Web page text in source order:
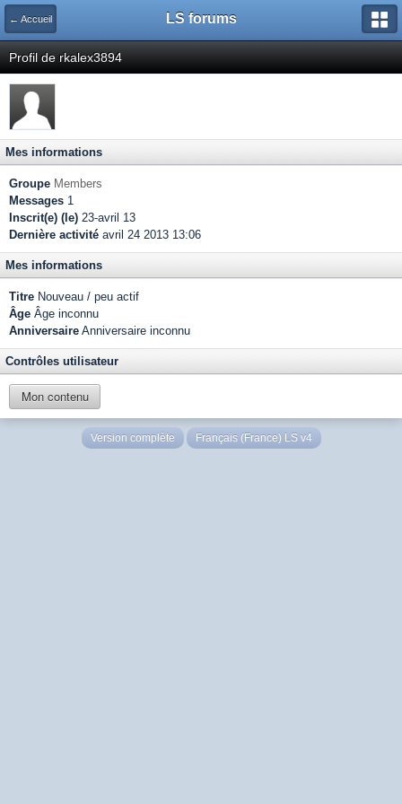
← Accueil LS forums
Profil de rkalex3894
Mes informations
Groupe Members
Messages 1
Inscrit(e) (le) 23-avril 13
Dernière activité avril 24 2013 13:06
Mes informations
Titre Nouveau / peu actif
Âge Âge inconnu
Anniversaire Anniversaire inconnu
Contrôles utilisateur
Mon contenu
Version complète Français (France) LS v4